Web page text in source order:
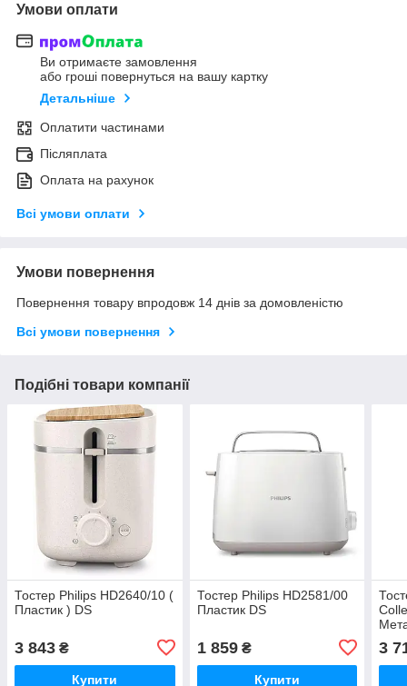
Умови оплати
Ви отримаєте замовлення
або гроші повернуться на вашу картку
Детальніше
Оплатити частинами
Післяплата
Оплата на рахунок
Всі умови оплати
Умови повернення
Повернення товару впродовж 14 днів за домовленістю
Всі умови повернення
Подібні товари компанії
Тостер Philips HD2640/10 (
Пластик ) DS
3 843 ₴
Купити
Тостер Philips HD2581/00
Пластик DS
1 859₴
Купити
3